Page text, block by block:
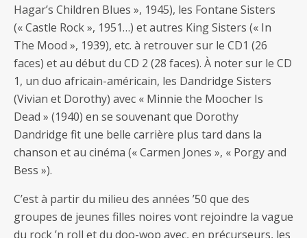
Hagar’s Children Blues », 1945), les Fontane Sisters
(« Castle Rock », 1951…) et autres King Sisters (« In
The Mood », 1939), etc. à retrouver sur le CD1 (26
faces) et au début du CD 2 (28 faces). À noter sur le CD
1, un duo africain-américain, les Dandridge Sisters
(Vivian et Dorothy) avec « Minnie the Moocher Is
Dead » (1940) en se souvenant que Dorothy
Dandridge fit une belle carrière plus tard dans la
chanson et au cinéma (« Carmen Jones », « Porgy and
Bess »).
C’est à partir du milieu des années ’50 que des
groupes de jeunes filles noires vont rejoindre la vague
du rock ’n roll et du doo-wop avec, en précurseurs, les